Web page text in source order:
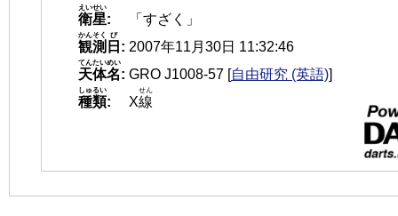
衛星
えいせい
:
「すざく」
観測
かんそく
日
び
: 2007年11月30日 11:32:46
天体名
てんたいめい
: GRO J1008-57 [自由研究 (英語)]
種類
しゅるい
: X線
せん